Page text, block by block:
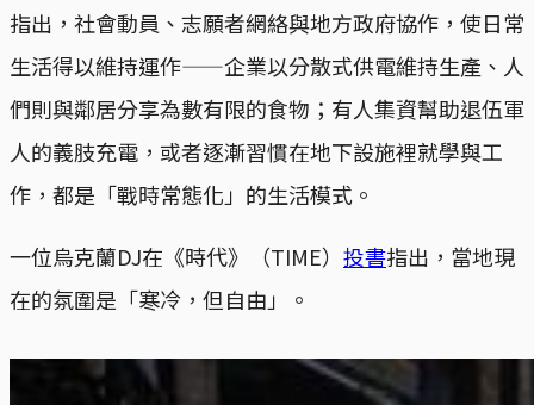
指出，社會動員、志願者網絡與地方政府協作，使日常
生活得以維持運作——企業以分散式供電維持生產、人
們則與鄰居分享為數有限的食物；有人集資幫助退伍軍
人的義肢充電，或者逐漸習慣在地下設施裡就學與工
作，都是「戰時常態化」的生活模式。
一位烏克蘭DJ在《時代》（TIME） 投書指出，當地現
在的氛圍是「寒冷，但自由」。